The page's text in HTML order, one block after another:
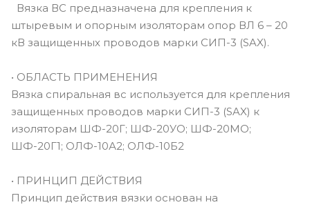
Вязка ВС предназначена для крепления к
штыревым и опорным изоляторам опор ВЛ 6 – 20
кВ защищенных проводов марки CИП-3 (SAX).
• ОБЛАСТЬ ПРИМЕНЕНИЯ
Вязка спиральная вс используется для крепления
защищенных проводов марки СИП-3 (SAX) к
изоляторам ШФ-20Г; ШФ-20УО; ШФ-20МО;
ШФ-20Г1; ОЛФ-10А2; ОЛФ-10Б2
• ПРИНЦИП ДЕЙСТВИЯ
Принцип действия вязки основан на